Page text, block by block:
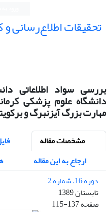
تحقیقات اطلاع‌رسانی
بررسی سواد اطلاعاتی
دانشگاه علوم پزشکی
مهارت بزرگ آیزنبرگ و
مشخصات مقاله
ارجاع به این مقاله
دوره 16، شماره 2
تابستان 1389
صفحه115-137